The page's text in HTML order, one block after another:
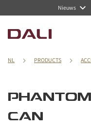
Nieuws
NL PRODUCTS
CAN